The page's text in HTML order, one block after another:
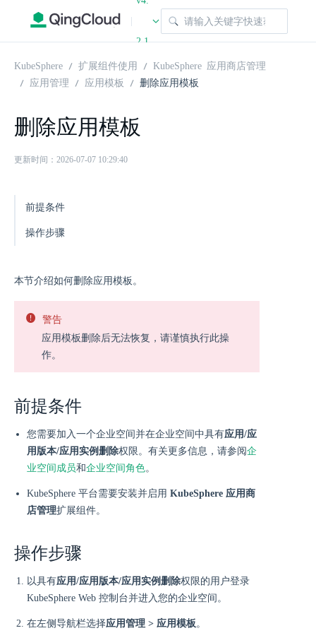
|
2.1
KubeSphere 扩展组件使用
KubeSphere 应用商店管理
应用管理
应用模板 删除应用模板
删除应用模板
更新时间：2026-07-07 10:29:40
前提条件
操作步骤
本节介绍如何删除应用模板。
警告
应用模板删除后无法恢复，请谨慎执行此操
作。
前提条件
您需要加入一个企业空间并在企业空间中具有应用/应
用版本/应用实例删除权限。有关更多信息，请参阅企
业空间成员和企业空间角色。
KubeSphere 平台需要安装并启用 KubeSphere 应用商
店管理扩展组件。
操作步骤
以具有应用/应用版本/应用实例删除权限的用户登录
KubeSphere Web 控制台并进入您的企业空间。
在左侧导航栏选择应用管理 > 应用模板。